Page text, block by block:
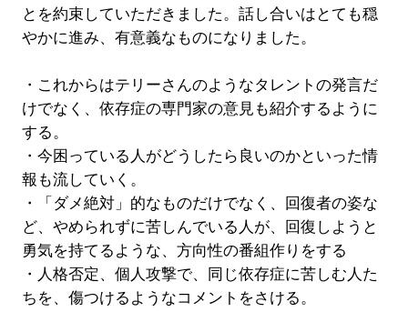
とを約束していただきました。話し合いはとても穏
やかに進み、有意義なものになりました。
・これからはテリーさんのようなタレントの発言だ
けでなく、依存症の専門家の意見も紹介するように
する。
・今困っている人がどうしたら良いのかといった情
報も流していく。
・「ダメ絶対」的なものだけでなく、回復者の姿な
ど、やめられずに苦しんでいる人が、回復しようと
勇気を持てるような、方向性の番組作りをする
・人格否定、個人攻撃で、同じ依存症に苦しむ人た
ちを、傷つけるようなコメントをさける。